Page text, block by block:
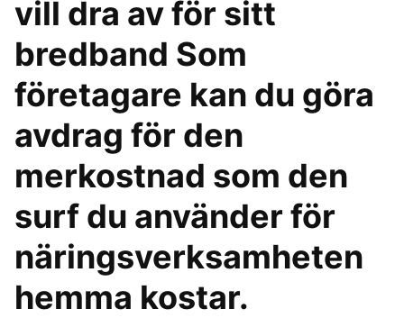
vill dra av för sitt
bredband Som
företagare kan du göra
avdrag för den
merkostnad som den
surf du använder för
näringsverksamheten
hemma kostar.